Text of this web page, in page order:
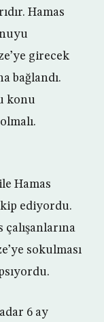
Hamas
girecek
bağlandı.
konu
Hamas
ediyordu.
sokulması
6 ay